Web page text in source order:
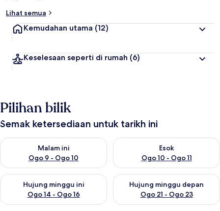
Lihat semua
Kemudahan utama (12)
Keselesaan seperti di rumah (6)
Pilihan bilik
Semak ketersediaan untuk tarikh ini
Malam ini
Ogo 9 - Ogo 10
Semak ketersediaan untuk malam ini Ogo 9 - Ogo 10
Esok
Ogo 10 - Ogo 11
Semak ketersediaan untuk
Hujung minggu ini
Ogo 14 - Ogo 16
Semak ketersediaan untuk hujung minggu ini Ogo 14 - Ogo 16
Hujung minggu depan
Ogo 21 - Ogo 23
Semak ketersediaan untuk